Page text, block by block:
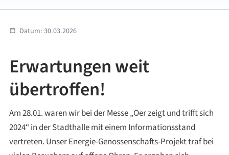
Datum: 30.03.2026
Erwartungen weit
übertroffen!
Am 28.01. waren wir bei der Messe „Oer zeigt und trifft sich
2024“ in der Stadthalle mit einem Informationsstand
vertreten. Unser Energie-Genossenschafts-Projekt traf bei